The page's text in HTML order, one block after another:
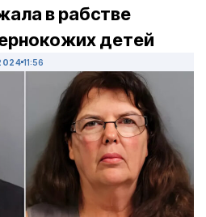
в рабстве
детей
11:56